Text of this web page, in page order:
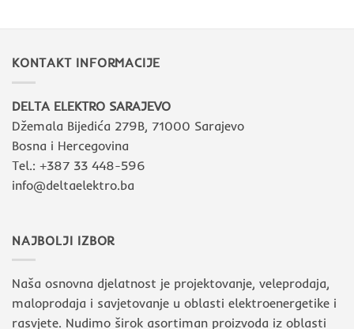
KONTAKT INFORMACIJE
DELTA ELEKTRO SARAJEVO
Džemala Bijedića 279B, 71000 Sarajevo
Bosna i Hercegovina
Tel.: +387 33 448-596
info@deltaelektro.ba
NAJBOLJI IZBOR
Naša osnovna djelatnost je projektovanje, veleprodaja,
maloprodaja i savjetovanje u oblasti elektroenergetike i
rasvjete. Nudimo širok asortiman proizvoda iz oblasti